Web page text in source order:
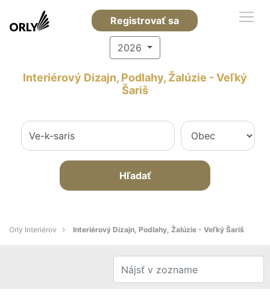
Registrovať sa
2026
Interiérový Dizajn, Podlahy, Žalúzie - Veľký
Šariš
Hľadať
Orly Interiérov Interiérový Dizajn, Podlahy, Žalúzie - Veľký Šariš